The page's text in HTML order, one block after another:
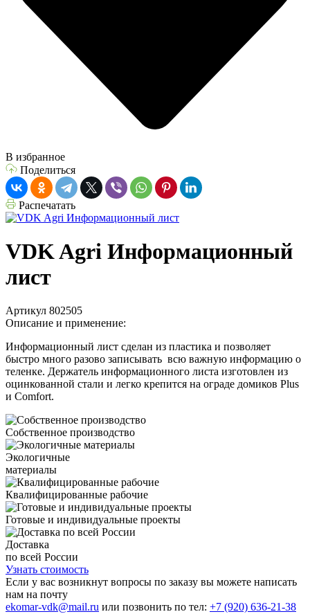
В избранное
Поделиться
Распечатать
VDK Agri Информационный
лист
Артикул 802505
Описание и применение:
Информационный лист сделан из пластика и позволяет
быстро много разово записывать всю важную информацию о
теленке. Держатель информационного листа изготовлен из
оцинкованной стали и легко крепится на ограде домиков Plus
и Comfort.
Собственное производство
Экологичные
материалы
Квалифицированные рабочие
Готовые и индивидуальные проекты
Доставка
по всей России
Узнать стоимость
Если у вас возникнут вопросы по заказу вы можете написать
нам на почту
ekomar-vdk@mail.ru или позвонить по тел: +7 (920) 636-21-38